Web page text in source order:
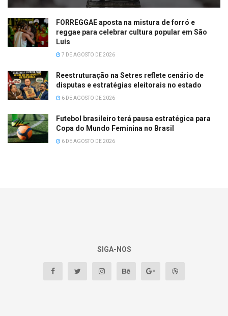
FORREGGAE aposta na mistura de forró e
reggae para celebrar cultura popular em São
Luís
7 DE AGOSTO DE 2026
Reestruturação na Setres reflete cenário de
disputas e estratégias eleitorais no estado
6 DE AGOSTO DE 2026
Futebol brasileiro terá pausa estratégica para
Copa do Mundo Feminina no Brasil
6 DE AGOSTO DE 2026
SIGA-NOS